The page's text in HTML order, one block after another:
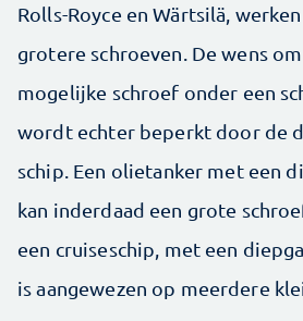
Rolls-Royce en Wärtsilä,
grotere schroeven. De wens
mogelijke schroef onder een
wordt echter beperkt door de
schip. Een olietanker met een
kan inderdaad een grote
een cruiseschip, met een
is aangewezen op meerdere